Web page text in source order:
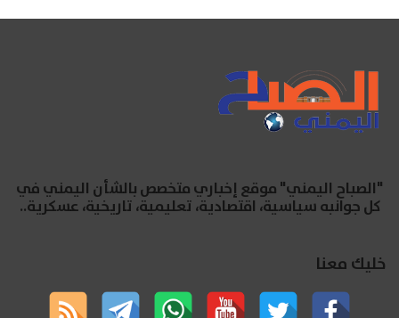
"الصباح اليمني" موقع إخباري متخصص بالشأن اليمني في
كل جوانبه سياسية، اقتصادية، تعليمية، تاريخية، عسكرية..
خليك معنا